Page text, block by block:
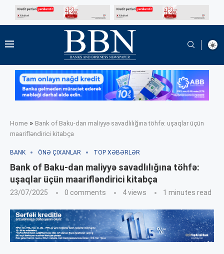
Home » Bank of Baku-dan maliyyə savadlılığına töhfə: uşaqlar üçün
maarifləndirici kitabça
BANK ÖNƏ ÇIXANLAR TOP XƏBƏRLƏR
Bank of Baku-dan maliyyə savadlılığına töhfə:
uşaqlar üçün maarifləndirici kitabça
23/07/2025 0 comments 4views 1 minutes read